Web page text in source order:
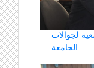
لجوالات
الجامعة